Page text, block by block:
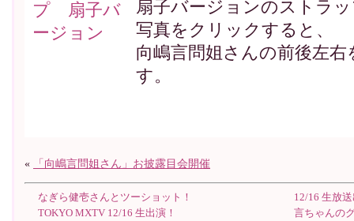
扇子バージョンのストラ
写真をクリックすると、
向嶋言問姐さんの前後左
す。
« 「向嶋言問姐さん」お披露目会開催
なぎら健壱さんとツーショット！
12/16 生放
TOKYO MXTV 12/16 生出演！
言ちゃんの